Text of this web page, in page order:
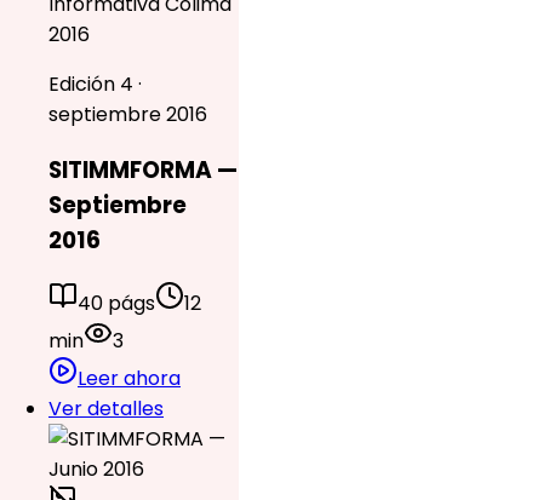
2016
Edición 4 ·
septiembre 2016
SITIMMFORMA —
Septiembre
2016
40 págs
12
min
3
Leer ahora
Ver detalles